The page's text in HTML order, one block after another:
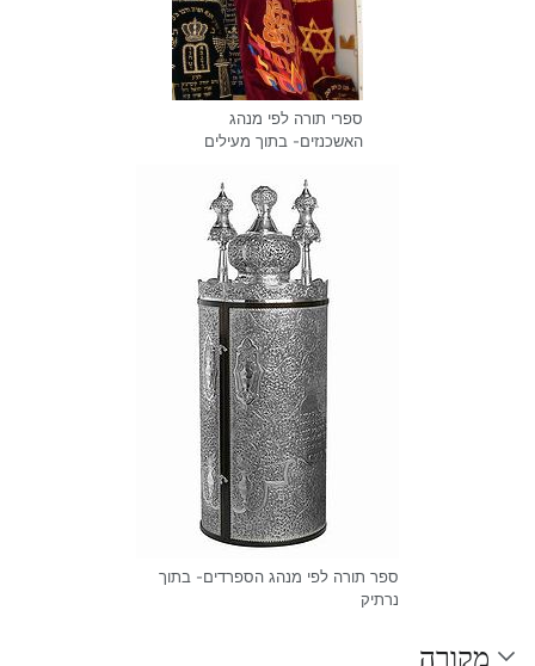
ספרי תורה לפי מנהג
האשכנזים- בתוך מעילים
ספר תורה לפי מנהג הספרדים- בתוך
נרתיק
מקורה